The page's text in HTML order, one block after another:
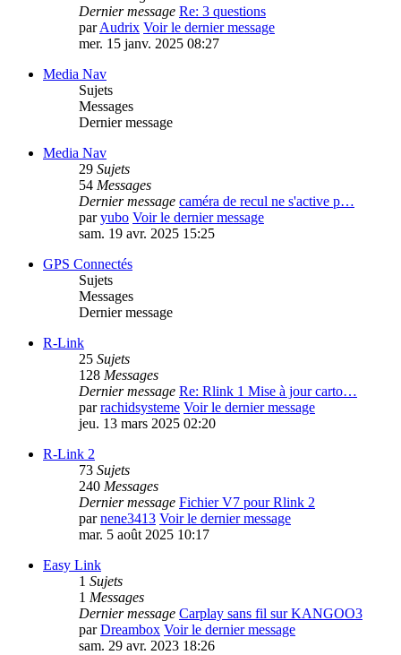
Dernier message Re: 3 questions
parAudrix Voir le dernier message
mer. 15 janv. 2025 08:27
Media Nav
Sujets
Messages
Dernier message
Media Nav
29 Sujets
54 Messages
Dernier message caméra de recul ne s'active p…
paryubo Voir le dernier message
sam. 19 avr. 2025 15:25
GPS Connectés
Sujets
Messages
Dernier message
R-Link
25 Sujets
128 Messages
Dernier message Re: Rlink 1 Mise à jour carto…
parrachidsysteme Voir le dernier message
jeu. 13 mars 2025 02:20
R-Link 2
73 Sujets
240 Messages
Dernier message Fichier V7 pour Rlink 2
parnene3413 Voir le dernier message
mar. 5 août 2025 10:17
Easy Link
1 Sujets
1 Messages
Dernier message Carplay sans fil sur KANGOO3
parDreambox Voir le dernier message
sam. 29 avr. 2023 18:26